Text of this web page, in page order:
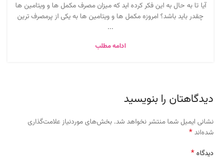
آیا تا به حال به این فکر کرده اید که میزان مصرف مکمل ها و ویتامین ها
چقدر باید باشد؟ امروزه مکمل ها و ویتامین ها به یکی از پرمصرف ترین
...
ادامه مطلب
دیدگاهتان را بنویسید
نشانی ایمیل شما منتشر نخواهد شد. بخش‌های موردنیاز علامت‌گذاری
شده‌اند*
دیدگاه*